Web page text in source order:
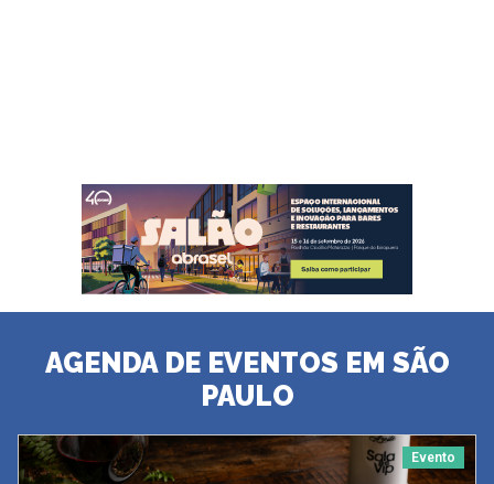
AGENDA DE EVENTOS EM SÃO
PAULO
Evento